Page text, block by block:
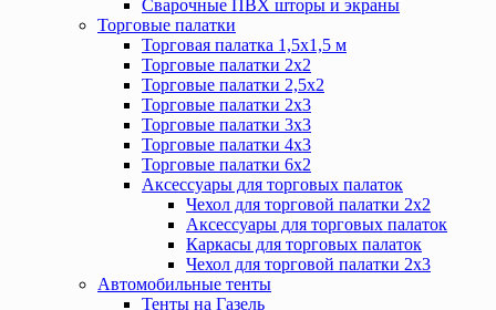
Сварочные ПВХ шторы и экраны
Торговые палатки
Торговая палатка 1,5х1,5 м
Торговые палатки 2х2
Торговые палатки 2,5х2
Торговые палатки 2х3
Торговые палатки 3х3
Торговые палатки 4х3
Торговые палатки 6х2
Аксессуары для торговых палаток
Чехол для торговой палатки 2х2
Аксессуары для торговых палаток
Каркасы для торговых палаток
Чехол для торговой палатки 2х3
Автомобильные тенты
Тенты на Газель